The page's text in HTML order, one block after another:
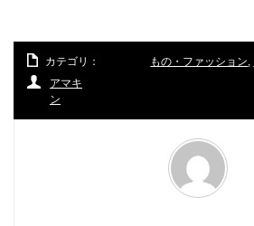
カテゴリ： もの・ファッション,
アマキ
ン